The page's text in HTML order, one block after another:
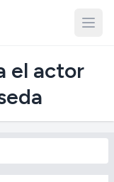
el actor